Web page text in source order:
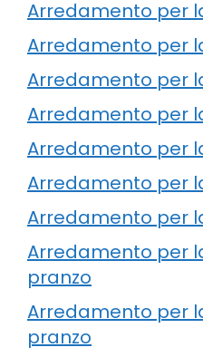
Arredamento per
Arredamento per
Arredamento per
Arredamento per
Arredamento per
Arredamento per
Arredamento per
Arredamento per
pranzo
Arredamento per
pranzo